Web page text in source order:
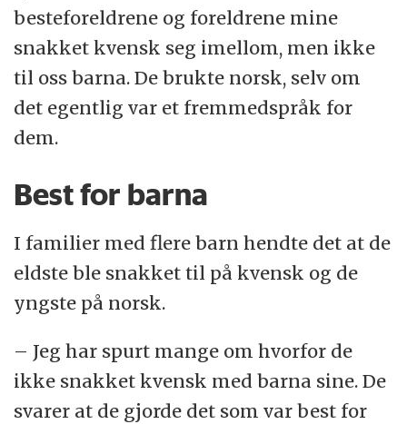
besteforeldrene og foreldrene mine
snakket kvensk seg imellom, men ikke
til oss barna. De brukte norsk, selv om
det egentlig var et fremmedspråk for
dem.
Best for barna
I familier med flere barn hendte det at de
eldste ble snakket til på kvensk og de
yngste på norsk.
– Jeg har spurt mange om hvorfor de
ikke snakket kvensk med barna sine. De
svarer at de gjorde det som var best for